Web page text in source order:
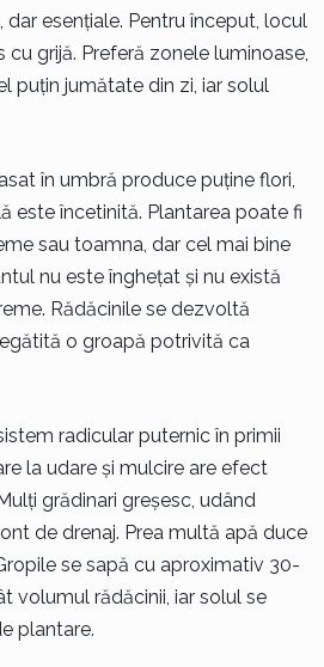
esențiale. Pentru început, locul
grijă. Preferă zonele luminoase,
puțin jumătate din zi, iar solul
în umbră produce puține flori,
este încetinită. Plantarea poate fi
sau toamna, dar cel mai bine
nu este înghețat și nu există
Rădăcinile se dezvoltă
o groapă potrivită ca
radicular puternic în primii
la udare și mulcire are efect
grădinari greșesc, udând
de drenaj. Prea multă apă duce
se sapă cu aproximativ 30-
volumul rădăcinii, iar solul se
plantare.